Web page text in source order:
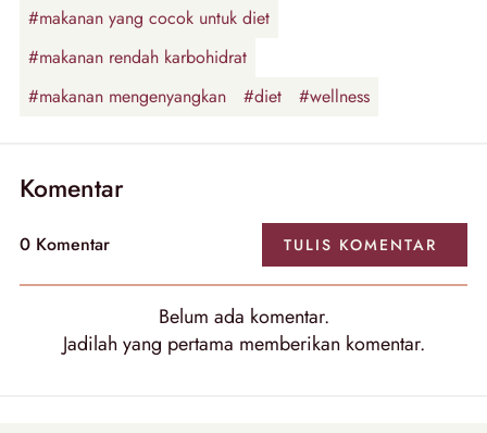
#makanan yang cocok untuk diet
#makanan rendah karbohidrat
#makanan mengenyangkan
#diet #wellness
Komentar
0 Komentar TULIS KOMENTAR
Belum ada komentar.
Jadilah yang pertama memberikan komentar.